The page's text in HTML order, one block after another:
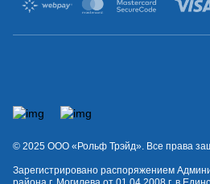
© 2025 OOO «Рольф Трэйд». Все права
Зарегистрировано распоряжением